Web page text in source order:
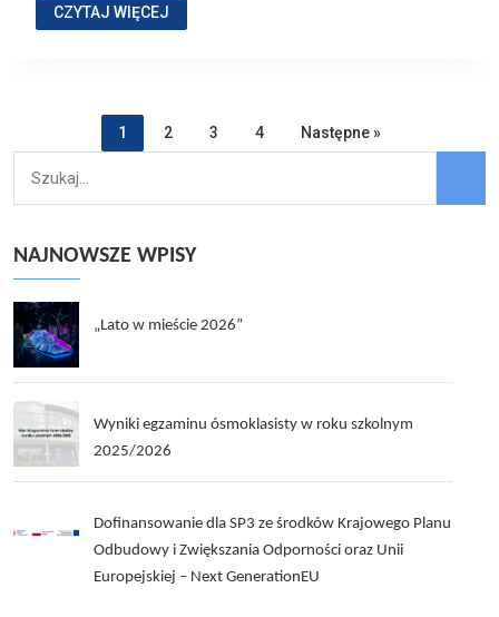
CZYTAJ WIĘCEJ
1 2 3 4 Następne »
NAJNOWSZE WPISY
„Lato w mieście 2026”
Wyniki egzaminu ósmoklasisty w roku szkolnym
2025/2026
Dofinansowanie dla SP3 ze środków Krajowego Planu
Odbudowy i Zwiększania Odporności oraz Unii
Europejskiej – Next GenerationEU